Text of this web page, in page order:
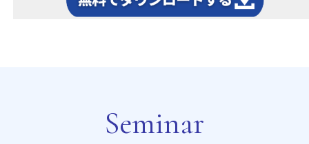
Seminar